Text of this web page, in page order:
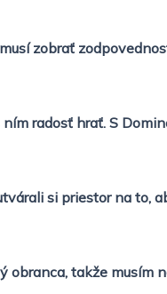
zobrať
radosť hrať. S
si priestor na to,
obranca, takže